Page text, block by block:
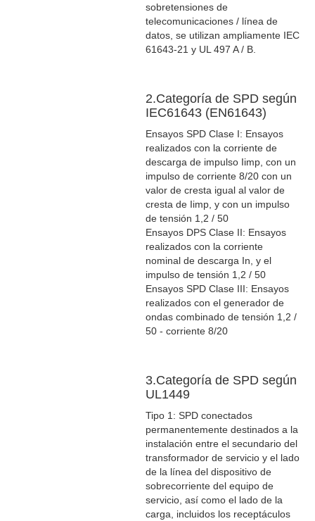
sobretensiones de
telecomunicaciones / línea de
datos, se utilizan ampliamente IEC
61643-21 y UL 497 A / B.
2.Categoría de SPD según
IEC61643 (EN61643)
Ensayos SPD Clase I: Ensayos
realizados con la corriente de
descarga de impulso Iimp, con un
impulso de corriente 8/20 con un
valor de cresta igual al valor de
cresta de Iimp, y con un impulso
de tensión 1,2 / 50
Ensayos DPS Clase II: Ensayos
realizados con la corriente
nominal de descarga In, y el
impulso de tensión 1,2 / 50
Ensayos SPD Clase III: Ensayos
realizados con el generador de
ondas combinado de tensión 1,2 /
50 - corriente 8/20
3.Categoría de SPD según
UL1449
Tipo 1: SPD conectados
permanentemente destinados a la
instalación entre el secundario del
transformador de servicio y el lado
de la línea del dispositivo de
sobrecorriente del equipo de
servicio, así como el lado de la
carga, incluidos los receptáculos